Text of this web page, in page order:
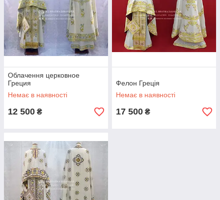
Облачення церковное
Греция
Немає в наявності
12 500 ₴
Фелон Греція
Немає в наявності
17 500 ₴